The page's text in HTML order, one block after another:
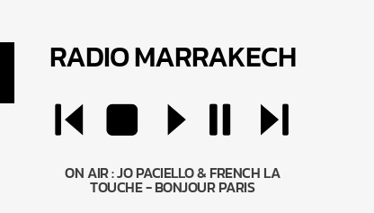
RADIO MARRAKECH
ON AIR :JO PACIELLO & FRENCH LA
TOUCHE - BONJOUR PARIS